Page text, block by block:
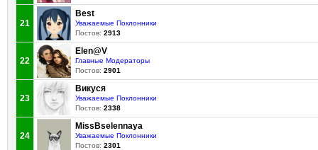
21
Best
Уважаемые Поклонники
Постов: 2913
22
Elen@V
Главные Модераторы
Постов: 2901
23
Викуся
Уважаемые Поклонники
Постов: 2338
24
MissBselennaya
Уважаемые Поклонники
Постов: 2301